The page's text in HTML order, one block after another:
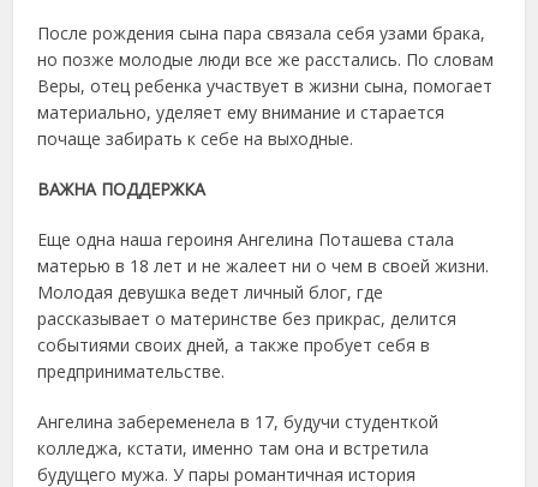
После рождения сына пара связала себя узами брака,
но позже молодые люди все же расстались. По словам
Веры, отец ребенка участвует в жизни сына, помогает
материально, уделяет ему внимание и старается
почаще забирать к себе на выходные.
ВАЖНА ПОДДЕРЖКА
Еще одна наша героиня Ангелина Поташева стала
матерью в 18 лет и не жалеет ни о чем в своей жизни.
Молодая девушка ведет личный блог, где
рассказывает о материнстве без прикрас, делится
событиями своих дней, а также пробует себя в
предпринимательстве.
Ангелина забеременела в 17, будучи студенткой
колледжа, кстати, именно там она и встретила
будущего мужа. У пары романтичная история